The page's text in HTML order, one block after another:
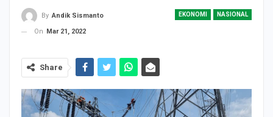
EKONOMI NASIONAL
By Andik Sismanto
On
Mar 21, 2022
Share